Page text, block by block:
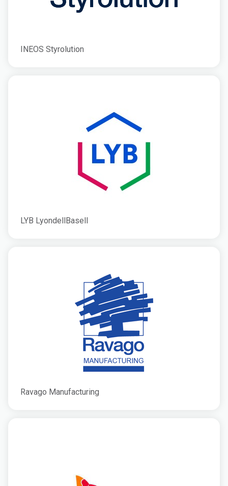
INEOS Styrolution
LYB LyondellBasell
Ravago Manufacturing